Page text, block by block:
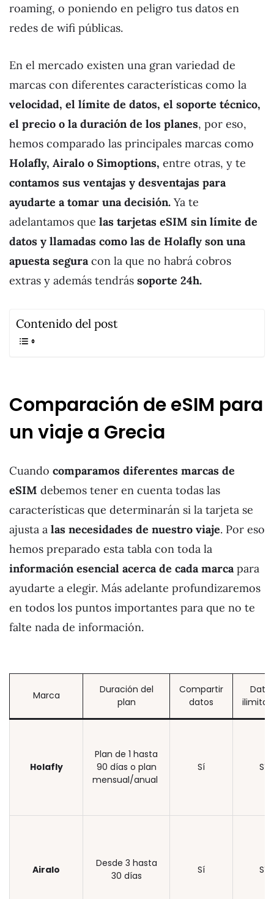
roaming, o poniendo en peligro tus datos en
redes de wifi públicas.
En el mercado existen una gran variedad de
marcas con diferentes características como la
velocidad, el límite de datos, el soporte técnico,
el precio o la duración de los planes, por eso,
hemos comparado las principales marcas como
Holafly, Airalo o Simoptions, entre otras, y te
contamos sus ventajas y desventajas para
ayudarte a tomar una decisión. Ya te
adelantamos que las tarjetas eSIM sin límite de
datos y llamadas como las de Holafly son una
apuesta seguracon la que no habrá cobros
extras y además tendrás soporte 24h.
Contenido del post
Comparación de eSIM para
un viaje a Grecia
Cuando comparamos diferentes marcas de
eSIM debemos tener en cuenta todas las
características que determinarán si la tarjeta se
ajusta a las necesidades de nuestro viaje. Por eso
hemos preparado esta tabla con toda la
información esencial acerca de cada marcapara
ayudarte a elegir. Más adelante profundizaremos
en todos los puntos importantes para que no te
falte nada de información.
Marca
Duración del
plan
Compartir
datos
Holafly
Plan de 1 hasta
90 días o plan
mensual/anual
Sí Sí
Airalo
Desde 3 hasta
30 días
Sí Sí